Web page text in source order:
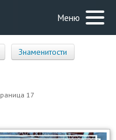
Меню
Знаменитости
17